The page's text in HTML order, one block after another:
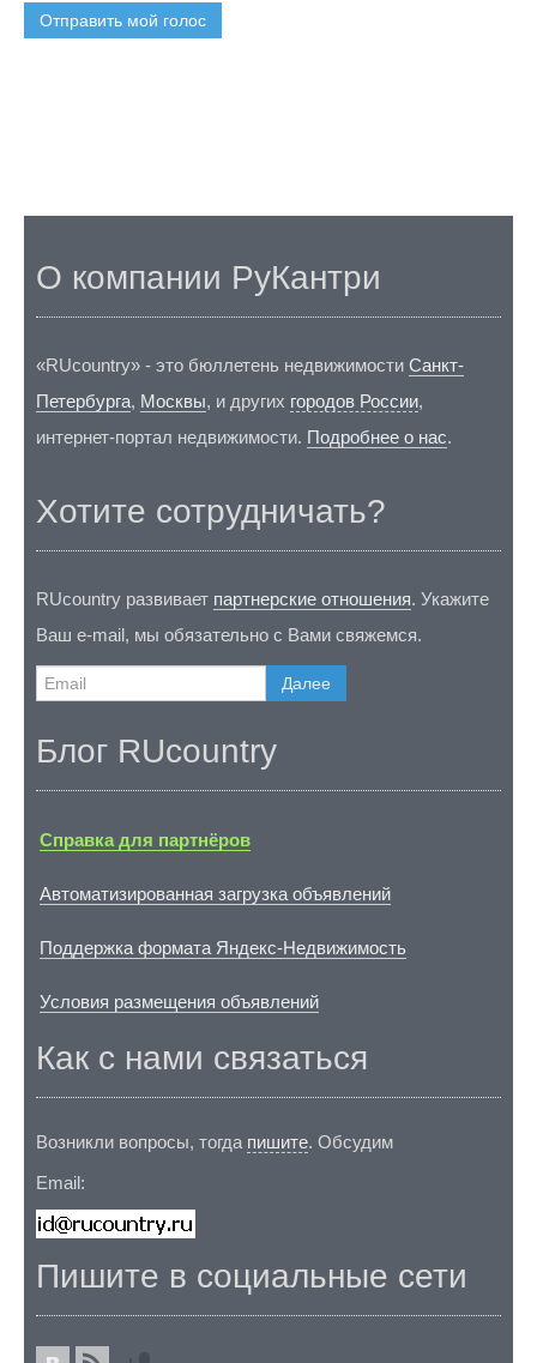
Отправить мой голос
О компании РуКантри
«RUcountry» - это бюллетень недвижимости Санкт-
Петербурга, Москвы, и других городов России,
интернет-портал недвижимости. Подробнее о нас.
Хотите сотрудничать?
RUcountry развивает партнерские отношения. Укажите
Ваш e-mail, мы обязательно с Вами свяжемся.
Далее
Блог RUcountry
Справка для партнёров
Автоматизированная загрузка объявлений
Поддержка формата Яндекс-Недвижимость
Условия размещения объявлений
Как с нами связаться
Возникли вопросы, тогда пишите. Обсудим
Email:
Пишите в социальные сети